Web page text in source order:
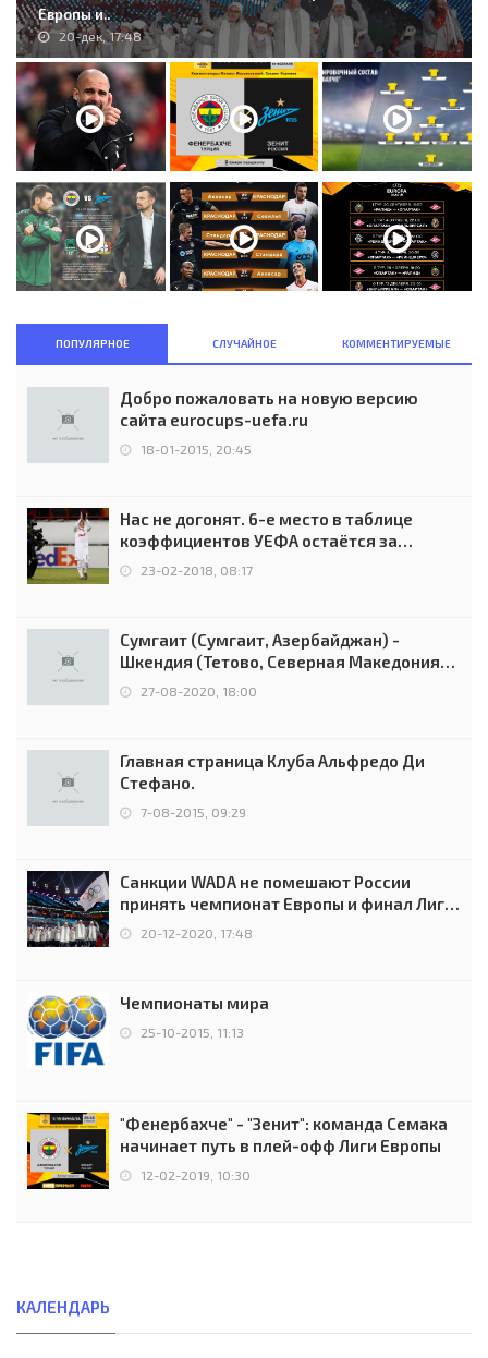
Европы и..
20-дек, 17:48
ПОПУЛЯРНОЕ СЛУЧАЙНОЕ КОММЕНТИРУЕМЫЕ
Добро пожаловать на новую версию
сайта eurocups-uefa.ru
18-01-2015, 20:45
Нас не догонят. 6-е место в таблице
коэффициентов УЕФА остаётся за
Россией
23-02-2018, 08:17
Сумгаит (Сумгаит, Азербайджан) -
Шкендия (Тетово, Северная Македония) -
0:2 (0:0)
27-08-2020, 18:00
Главная страница Клуба Альфредо Ди
Стефано.
7-08-2015, 09:29
Санкции WADA не помешают России
принять чемпионат Европы и финал Лиги
чемпионов.
20-12-2020, 17:48
Чемпионаты мира
25-10-2015, 11:13
"Фенербахче" - "Зенит": команда Семака
начинает путь в плей-офф Лиги Европы
12-02-2019, 10:30
КАЛЕНДАРЬ